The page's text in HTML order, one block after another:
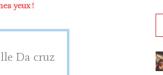
yeux !
Da cruz